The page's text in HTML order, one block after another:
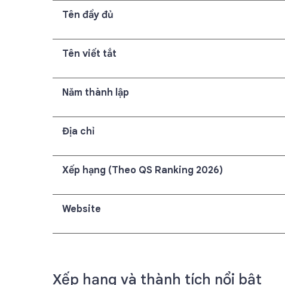
Tên đầy đủ
Tên viết tắt
Năm thành lập
Địa chỉ
Xếp hạng (Theo QS Ranking 2026)
Website
Xếp hạng và thành tích nổi bật